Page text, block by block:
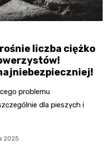
liczba ciężko
problemu
dla pieszych i
2025